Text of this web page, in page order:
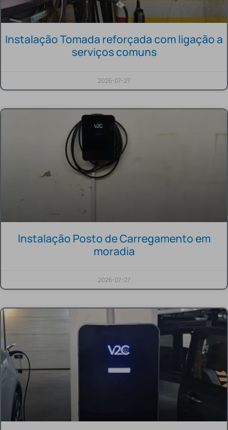
Instalação Tomada reforçada com ligação a
serviços comuns
2026-07-27
Instalação Posto de Carregamento em
moradia
2026-07-27